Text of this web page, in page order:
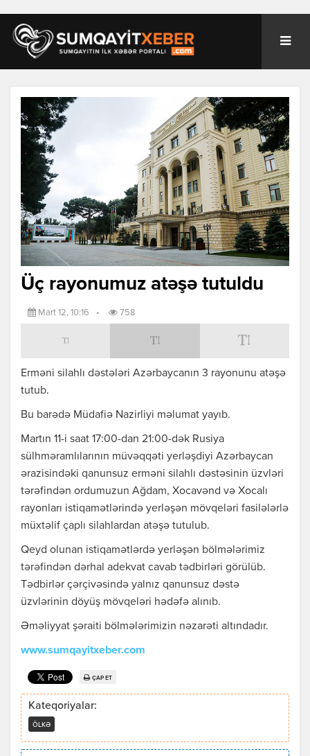
Üç rayonumuz atəşə tutuldu
Mart 12, 10:16 • 758
Erməni silahlı dəstələri Azərbaycanın 3 rayonunu atəşə
tutub.
Bu barədə Müdafiə Nazirliyi məlumat yayıb.
Martın 11-i saat 17:00-dan 21:00-dək Rusiya
sülhməramlılarının müvəqqəti yerləşdiyi Azərbaycan
ərazisindəki qanunsuz erməni silahlı dəstəsinin üzvləri
tərəfindən ordumuzun Ağdam, Xocavənd və Xocalı
rayonları istiqamətlərində yerləşən mövqeləri fasilələrlə
müxtəlif çaplı silahlardan atəşə tutulub.
Qeyd olunan istiqamətlərdə yerləşən bölmələrimiz
tərəfindən dərhal adekvat cavab tədbirləri görülüb.
Tədbirlər çərçivəsində yalnız qanunsuz dəstə
üzvlərinin döyüş mövqeləri hədəfə alınıb.
Əməliyyat şəraiti bölmələrimizin nəzarəti altındadır.
www.sumqayitxeber.com
ÇAP ET
Kateqoriyalar:
ÖLKƏ